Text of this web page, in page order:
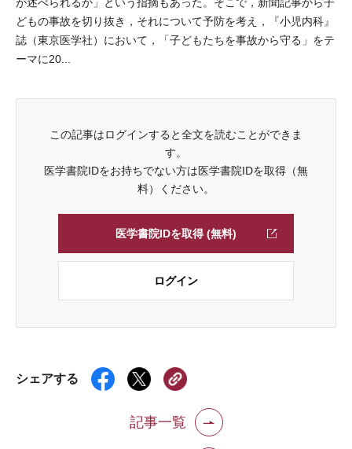
どもの事故を切り抜き，それについて予防を考え，『小児内科』
誌（東京医学社）において，「子どもたちを事故から守る」をテ
ーマに20...
この記事はログインすると全文を読むことができま
す。
医学書院IDをお持ちでない方は医学書院IDを取得（無
料）ください。
医学書院IDを取得 (無料)
ログイン
シェアする
記事一覧